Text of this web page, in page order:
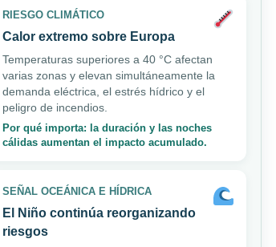
RIESGO CLIMÁTICO
Calor extremo sobre Europa
Temperaturas superiores a 40 °C afectan
varias zonas y elevan simultáneamente la
demanda eléctrica, el estrés hídrico y el
peligro de incendios.
Por qué importa: la duración y las noches
cálidas aumentan el impacto acumulado.
SEÑAL OCEÁNICA E HÍDRICA
El Niño continúa reorganizando
riesgos